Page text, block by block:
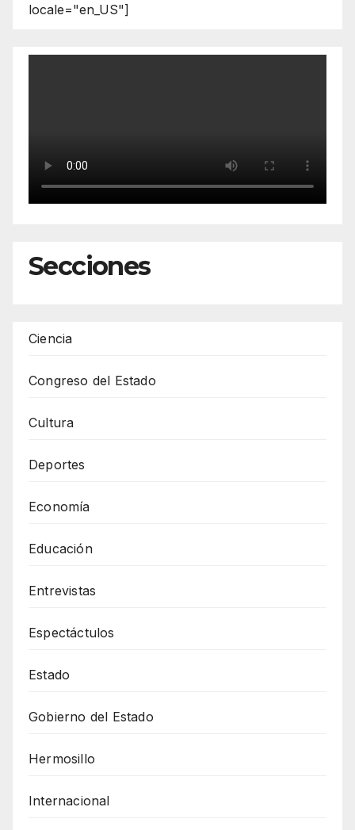
locale="en_US"]
Secciones
Ciencia
Congreso del Estado
Cultura
Deportes
Economía
Educación
Entrevistas
Espectáctulos
Estado
Gobierno del Estado
Hermosillo
Internacional